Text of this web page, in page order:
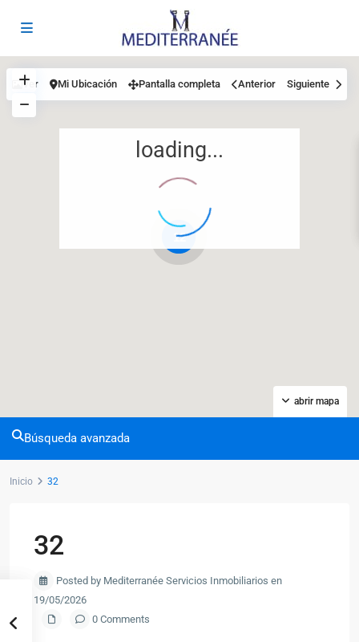
12
loading...
abrir mapa
Ver Mi Ubicación Pantalla completa Anterior Siguiente
Búsqueda avanzada
Inicio 32
32
Posted by Mediterranée Servicios Inmobiliarios en
19/05/2026
0 Comments